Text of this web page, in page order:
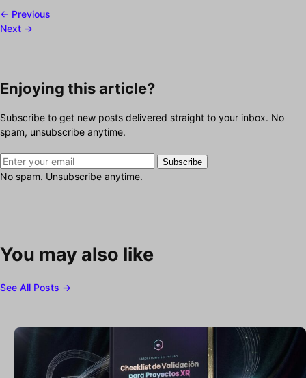
← Previous
Next →
Enjoying this article?
Subscribe to get new posts delivered straight to your inbox. No
spam, unsubscribe anytime.
Subscribe
No spam. Unsubscribe anytime.
You may also like
See All Posts →